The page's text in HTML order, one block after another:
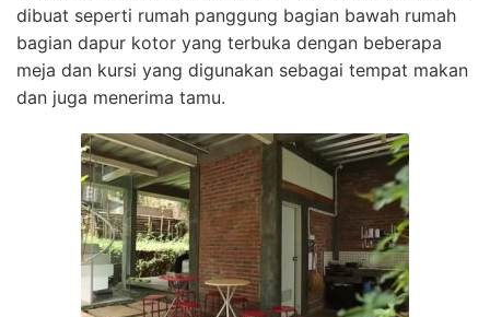
dibuat seperti rumah panggung bagian bawah rumah
bagian dapur kotor yang terbuka dengan beberapa
meja dan kursi yang digunakan sebagai tempat makan
dan juga menerima tamu.